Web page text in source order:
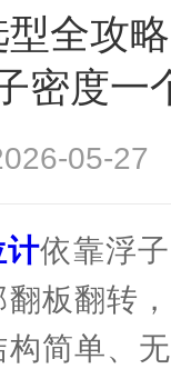
全攻
密度一
2026-05-
计依靠浮
板翻转
简单、